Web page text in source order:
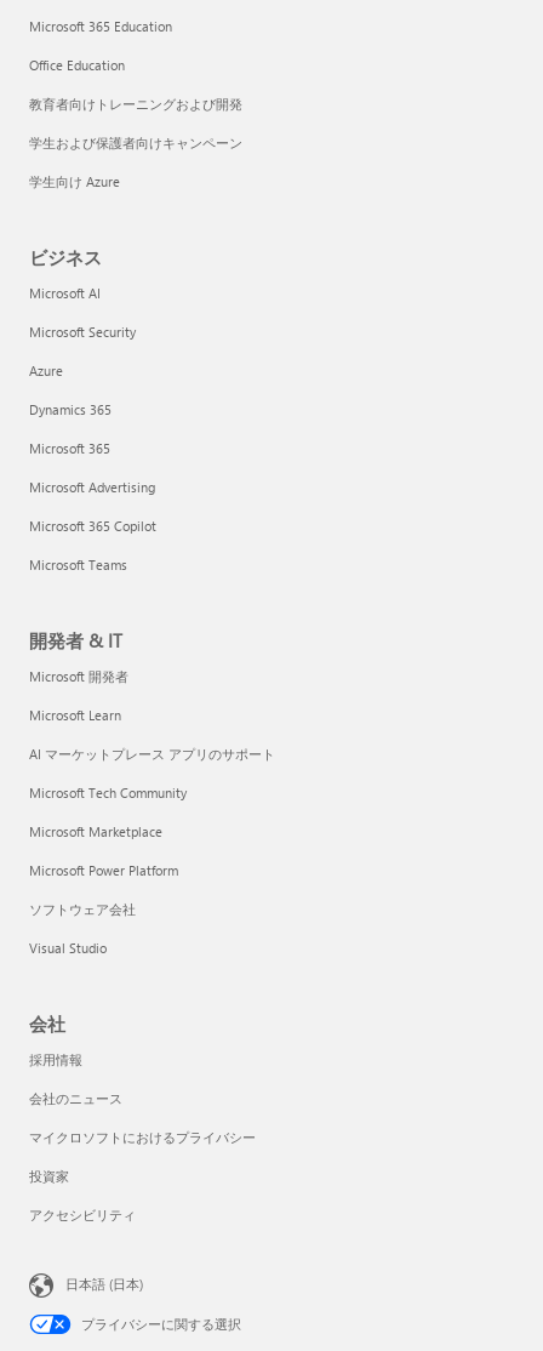
Microsoft 365 Education
Office Education
教育者向けトレーニングおよび開発
学生および保護者向けキャンペーン
学生向け Azure
ビジネス
Microsoft AI
Microsoft Security
Azure
Dynamics 365
Microsoft 365
Microsoft Advertising
Microsoft 365 Copilot
Microsoft Teams
開発者 & IT
Microsoft 開発者
Microsoft Learn
AI マーケットプレース アプリのサポート
Microsoft Tech Community
Microsoft Marketplace
Microsoft Power Platform
ソフトウェア会社
Visual Studio
会社
採用情報
会社のニュース
マイクロソフトにおけるプライバシー
投資家
アクセシビリティ
日本語 (日本)
プライバシーに関する選択